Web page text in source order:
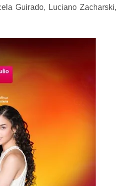
Guirado, Luciano Zacharski,